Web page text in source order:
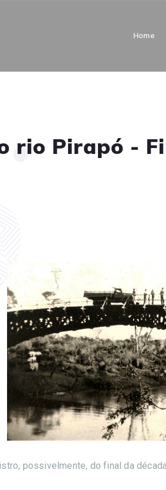
Home
rio Pirapó -
possivelmente, do final da